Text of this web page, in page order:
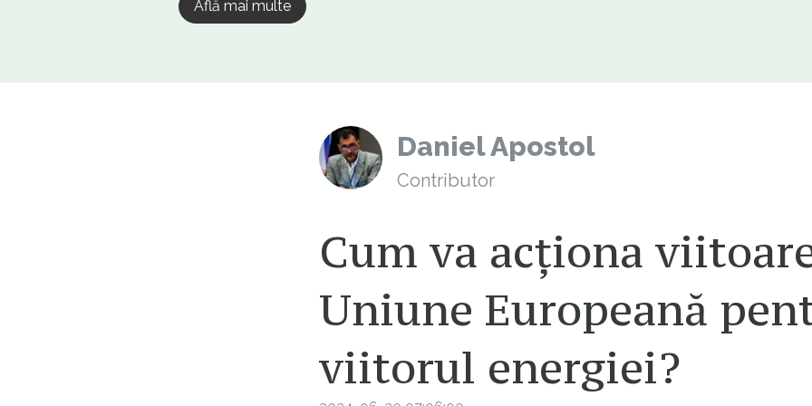
Află mai multe
Daniel Apostol
Contributor
Cum va acționa
Uniune Europeană
viitorul energiei?